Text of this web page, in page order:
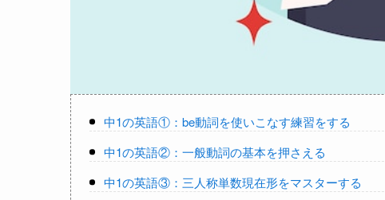
中1の英語①：be動詞を使いこなす練習をする
中1の英語②：一般動詞の基本を押さえる
中1の英語③：三人称単数現在形をマスターする